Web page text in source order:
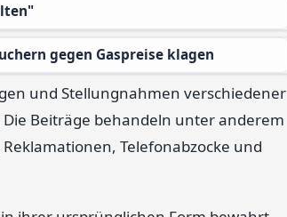
gegen Gaspreise klagen
und Stellungnahmen verschiedener
Beiträge behandeln unter anderem
Telefonabzocke und